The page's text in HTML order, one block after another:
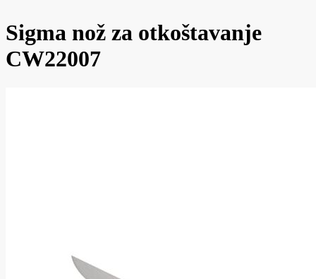
Sigma nož za otkoštavanje
CW22007